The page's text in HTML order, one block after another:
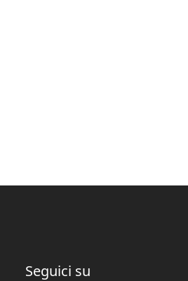
Seguici su